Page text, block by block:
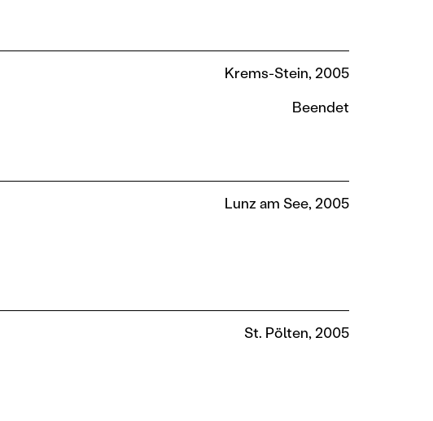
Krems-Stein, 2005
Beendet
Lunz am See, 2005
St. Pölten, 2005